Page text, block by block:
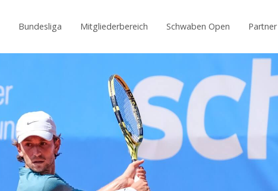
Bundesliga Mitgliederbereich Schwaben Open Partner